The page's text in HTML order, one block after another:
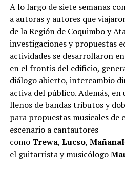
A lo largo de siete semanas
a autoras y autores que
de la Región de Coquimbo y
investigaciones y propuestas
actividades se desarrollaron
en el frontis del edificio,
diálogo abierto, intercambio
activa del público. Además,
llenos de bandas tributos y
para propuestas musicales de
escenario a cantautores
como Trewa, Lucso,
el guitarrista y musicólogo